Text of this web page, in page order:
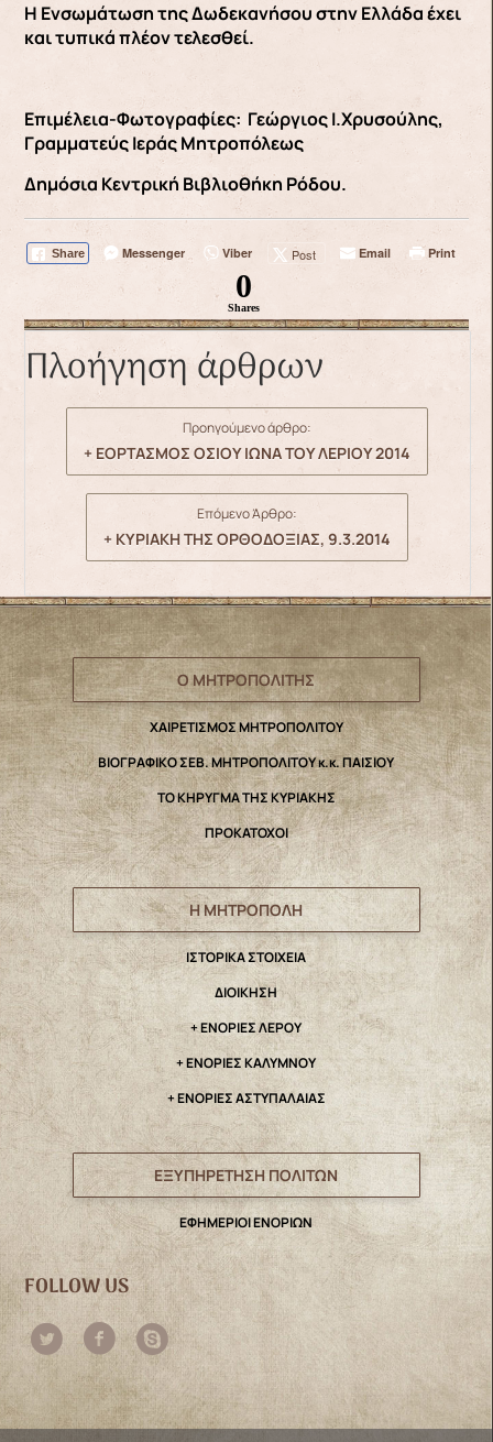
Η Ενσωμάτωση της Δωδεκανήσου στην Ελλάδα έχει
και τυπικά πλέον τελεσθεί.
Επιμέλεια-Φωτογραφίες: Γεώργιος Ι.Χρυσούλης,
Γραμματεύς Ιεράς Μητροπόλεως
Δημόσια Κεντρική Βιβλιοθήκη Ρόδου.
Share Messenger Viber Post Email Print
0
Shares
Πλοήγηση άρθρων
Προηγούμενο άρθρο:
+ ΕΟΡΤΑΣΜΟΣ ΟΣΙΟΥ ΙΩΝΑ ΤΟΥ ΛΕΡΙΟΥ 2014
Επόμενο Άρθρο:
+ ΚΥΡΙΑΚΗ ΤΗΣ ΟΡΘΟΔΟΞΙΑΣ, 9.3.2014
Ο ΜΗΤΡΟΠΟΛΙΤΗΣ
ΧΑΙΡΕΤΙΣΜΟΣ ΜΗΤΡΟΠΟΛΙΤΟΥ
ΒΙΟΓΡΑΦΙΚΟ ΣΕΒ. ΜΗΤΡΟΠΟΛΙΤΟΥ κ.κ. ΠΑΙΣΙΟΥ
ΤΟ ΚΗΡΥΓΜΑ ΤΗΣ ΚΥΡΙΑΚΗΣ
ΠΡΟΚΑΤΟΧΟΙ
Η ΜΗΤΡΟΠΟΛΗ
IΣΤΟΡΙΚΑ ΣΤΟΙΧΕΙΑ
ΔΙΟΙΚΗΣΗ
+ ΕΝΟΡΙΕΣ ΛΕΡΟΥ
+ ΕΝΟΡΙΕΣ ΚΑΛΥΜΝΟΥ
+ ΕΝΟΡΙΕΣ ΑΣΤΥΠΑΛΑΙΑΣ
ΕΞΥΠΗΡΕΤΗΣΗ ΠΟΛΙΤΩΝ
ΕΦΗΜΕΡΙΟΙ ΕΝΟΡΙΩΝ
FOLLOW US